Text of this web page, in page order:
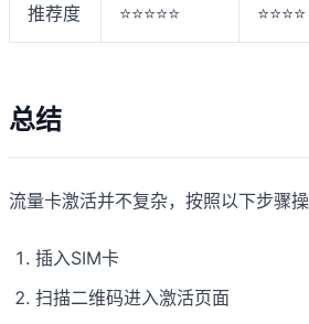
推荐度 ⭐⭐⭐⭐⭐ ⭐⭐⭐⭐
总结
流量卡激活并不复杂，按照以下步骤操
插入SIM卡
扫描二维码进入激活页面